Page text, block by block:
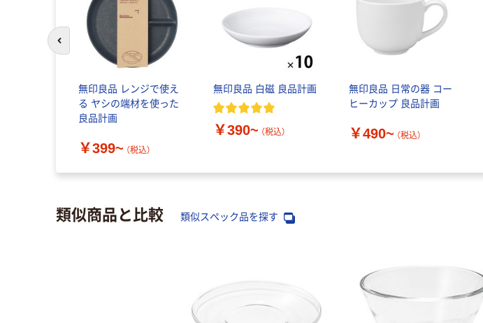
無印良品 レンジで使え
る ヤシの端材を使った
良品計画
￥399~ （税込）
無印良品 白磁 良品計画
￥390~ （税込）
無印良品 日常の器 コー
ヒーカップ 良品計画
￥490~ （税込）
前のスライドへ
類似商品と比較 類似スペック品を探す